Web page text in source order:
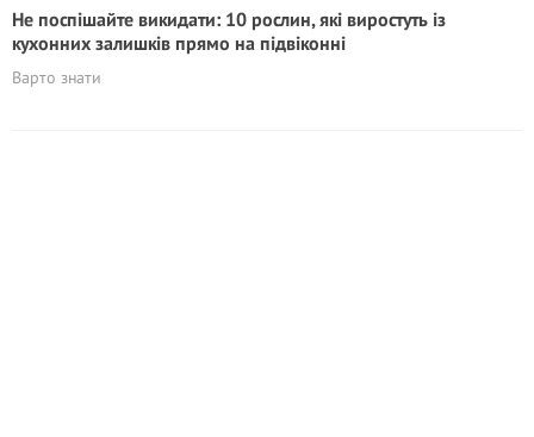
Не поспішайте викидати: 10 рослин, які виростуть із
кухонних залишків прямо на підвіконні
Варто знати